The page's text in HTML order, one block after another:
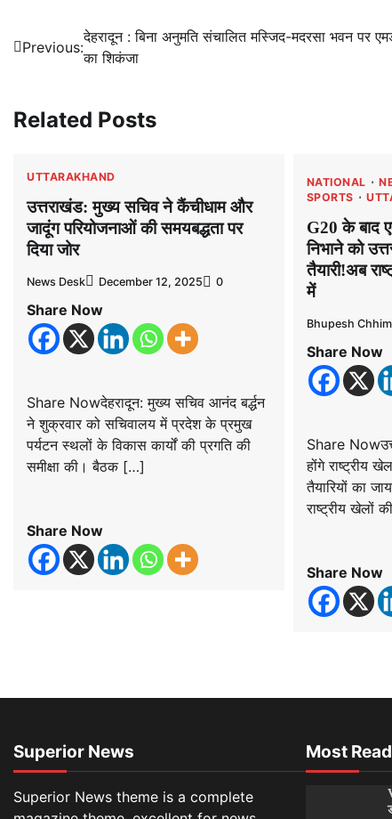
Post
Previous:
देहरादून : बिना अनुमति संचालित मस्जिद-मदरसा भवन पर
का शिकंजा
Related Posts
UTTARAKHAND
उत्तराखंड: मुख्य सचिव ने कैंचीधाम और
जादूंग परियोजनाओं की समयबद्धता पर
दिया जोर
News Desk December 12, 2025 0
Share Now
Share Nowदेहरादून: मुख्य सचिव आनंद बर्द्धन
ने शुक्रवार को सचिवालय में प्रदेश के प्रमुख
पर्यटन स्थलों के विकास कार्यों की प्रगति की
समीक्षा की। बैठक […]
Share Now
NATIONAL
SPORTS
G20 के बाद
निभाने को
तैयारी!अब
में
Bhupesh
Share Now
Share
होंगे राष्ट्रीय
तैयारियों का
राष्ट्रीय खेलों
Share Now
Superior News
Superior News theme is a complete
Most Read